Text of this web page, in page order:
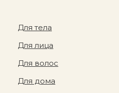
Для тела
Для лица
Для волос
Для дома